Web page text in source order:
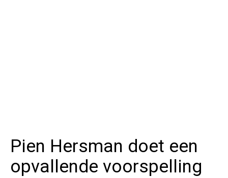
Pien Hersman doet een
opvallende voorspelling